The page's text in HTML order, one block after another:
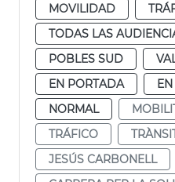
MOVILIDAD
TODAS LAS
POBLES SUD
EN PORTADA
NORMAL
TRÁFICO
JESÚS CARBONELL